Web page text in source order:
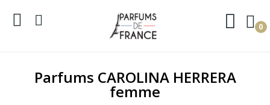
0
Parfums CAROLINA HERRERA
femme